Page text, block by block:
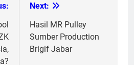
Next:
Hasil MR Pulley
Sumber Production
Brigif Jabar